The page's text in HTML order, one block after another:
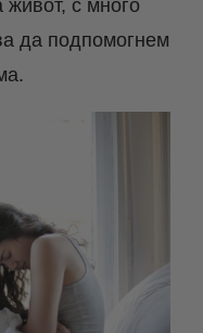
с много
да подпомогнем